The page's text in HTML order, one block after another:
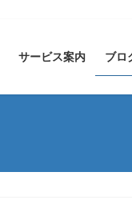
サービス案内 ブロ